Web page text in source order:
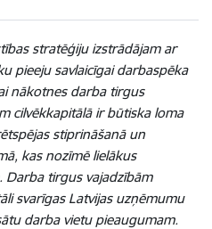
stratēģiju izstrādājam ar
pieeju savlaicīgai darbaspēka
nākotnes darba tirgus
cilvēkkapitālā ir būtiska loma
stiprināšanā un
kas nozīmē lielākus
Darba tirgus vajadzībām
svarīgas Latvijas uzņēmumu
darba vietu pieaugumam.